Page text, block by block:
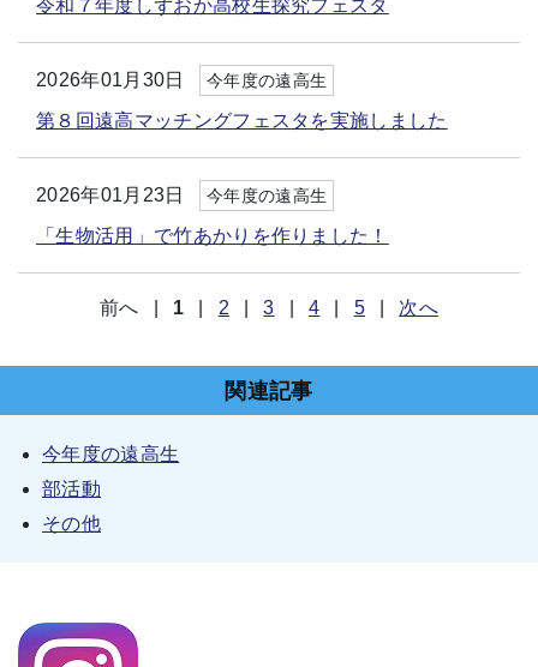
令和７年度しずおか高校生探究フェスタ
2026年01月30日 今年度の遠高生
第８回遠高マッチングフェスタを実施しました
2026年01月23日 今年度の遠高生
「生物活用」で竹あかりを作りました！
前へ 1 2 3 4 5 次へ
関連記事
今年度の遠高生
部活動
その他